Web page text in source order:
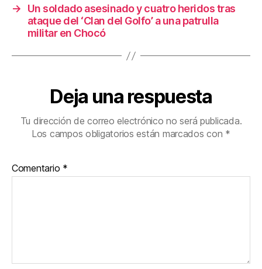
→
Un soldado asesinado y cuatro heridos tras
ataque del ‘Clan del Golfo’ a una patrulla
militar en Chocó
Deja una respuesta
Tu dirección de correo electrónico no será publicada.
Los campos obligatorios están marcados con *
Comentario *